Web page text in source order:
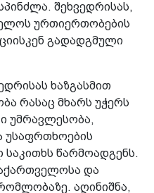
შეხვედრისას,
ურთიერთობების
გადადგმული
ხაზგასმით
რასაც მხარს უჭერს
უმრავლესობა,
უსაფრთხოების
წარმოადგენს.
და
აღინიშნა,